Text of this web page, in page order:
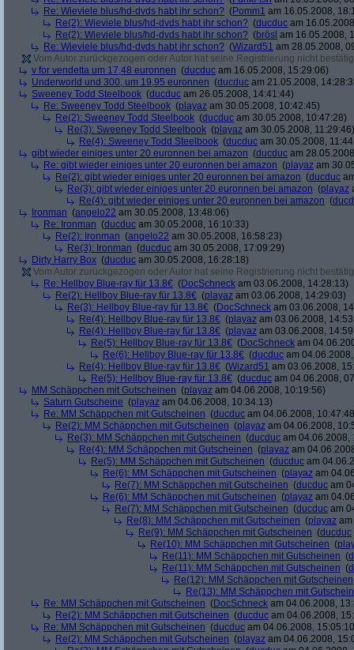
Re: Wieviele blus/hd-dvds habt ihr schon? (Pomm1 am 16.05.2008,
Re(2): Wieviele blus/hd-dvds habt ihr schon? (ducduc am
Re(2): Wieviele blus/hd-dvds habt ihr schon? (brösl am 16.05.2008,
Re: Wieviele blus/hd-dvds habt ihr schon? (Wizard51 am 28.05.2008,
Vom Autor zurückgezogen oder Autor hat seine Registrierung nicht
v for vendetta um 17,48 euronnen (ducduc am 16.05.2008, 15:29:06)
Underworld und 300, um 19,95 euronnen (ducduc am 21.05.2008,
Sweeney Todd Steelbook (ducduc am 26.05.2008, 14:41:44)
Re: Sweeney Todd Steelbook (playaz am 30.05.2008, 10:42:45)
Re(2): Sweeney Todd Steelbook (ducduc am 30.05.2008, 10:47:28)
Re(3): Sweeney Todd Steelbook (playaz am 30.05.2008, 11:29:46)
Re(4): Sweeney Todd Steelbook (ducduc am 30.05.2008,
gibt wieder einiges unter 20 euronnen bei amazon (ducduc am
Re: gibt wieder einiges unter 20 euronnen bei amazon (playaz am
Re(2): gibt wieder einiges unter 20 euronnen bei amazon (ducduc
Re(3): gibt wieder einiges unter 20 euronnen bei amazon (playaz
Re(4): gibt wieder einiges unter 20 euronnen bei amazon (
Ironman (angelo22 am 30.05.2008, 13:48:06)
Re: Ironman (ducduc am 30.05.2008, 16:10:33)
Re(2): Ironman (angelo22 am 30.05.2008, 16:58:23)
Re(3): Ironman (ducduc am 30.05.2008, 17:09:29)
Dirty Harry Box (ducduc am 30.05.2008, 16:28:18)
Vom Autor zurückgezogen oder Autor hat seine Registrierung nicht
Re: Hellboy Blue-ray für 13.8€ (DocSchneck am 03.06.2008, 14:28:13)
Re(2): Hellboy Blue-ray für 13.8€ (playaz am 03.06.2008, 14:29:03)
Re(3): Hellboy Blue-ray für 13.8€ (DocSchneck am 03.06.2008,
Re(4): Hellboy Blue-ray für 13.8€ (playaz am 03.06.2008,
Re(4): Hellboy Blue-ray für 13.8€ (playaz am 03.06.2008,
Re(5): Hellboy Blue-ray für 13.8€ (DocSchneck am
Re(6): Hellboy Blue-ray für 13.8€ (ducduc am
Re(4): Hellboy Blue-ray für 13.8€ (Wizard51 am 03.06.2008,
Re(5): Hellboy Blue-ray für 13.8€ (ducduc am 04.06.2008,
MM Schäppchen mit Gutscheinen (playaz am 04.06.2008, 10:19:56)
Saturn Gutscheine (playaz am 04.06.2008, 10:34:13)
Re: MM Schäppchen mit Gutscheinen (ducduc am 04.06.2008,
Re(2): MM Schäppchen mit Gutscheinen (playaz am 04.06.2008,
Re(3): MM Schäppchen mit Gutscheinen (ducduc am 04.06.2008,
Re(4): MM Schäppchen mit Gutscheinen (playaz am
Re(5): MM Schäppchen mit Gutscheinen (ducduc am
Re(6): MM Schäppchen mit Gutscheinen (playaz am
Re(7): MM Schäppchen mit Gutscheinen (ducduc am
Re(6): MM Schäppchen mit Gutscheinen (playaz am
Re(7): MM Schäppchen mit Gutscheinen (ducduc am
Re(8): MM Schäppchen mit Gutscheinen (playaz
Re(9): MM Schäppchen mit Gutscheinen (ducduc
Re(10): MM Schäppchen mit Gutscheinen (
Re(11): MM Schäppchen mit Gutscheinen (
Re(11): MM Schäppchen mit Gutscheinen (
Re(12): MM Schäppchen mit Gutscheinen
Re(13): MM Schäppchen mit
Re: MM Schäppchen mit Gutscheinen (DocSchneck am 04.06.2008,
Re(2): MM Schäppchen mit Gutscheinen (ducduc am 04.06.2008,
Re: MM Schäppchen mit Gutscheinen (ducduc am 04.06.2008,
Re(2): MM Schäppchen mit Gutscheinen (playaz am 04.06.2008,